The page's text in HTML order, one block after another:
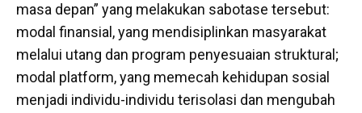
masa depan” yang melakukan sabotase tersebut:
modal finansial, yang mendisiplinkan masyarakat
melalui utang dan program penyesuaian struktural;
modal platform, yang memecah kehidupan sosial
menjadi individu-individu terisolasi dan mengubah